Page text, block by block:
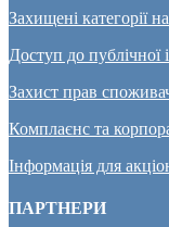
Захищені категорії
Доступ до публічної
Захист прав
Комплаєнс та
Інформація для
ПАРТНЕРИ